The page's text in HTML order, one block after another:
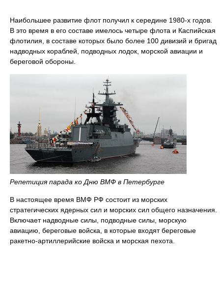
Наибольшее развитие флот получил к середине 1980-х годов.
В это время в его составе имелось четыре флота и Каспийская
флотилия, в составе которых было более 100 дивизий и бригад
надводных кораблей, подводных лодок, морской авиации и
береговой обороны.
Репетиция парада ко Дню ВМФ в Петербурге
В настоящее время ВМФ РФ состоит из морских
стратегических ядерных сил и морских сил общего назначения.
Включает надводные силы, подводные силы, морскую
авиацию, береговые войска, в которые входят береговые
ракетно-артиллерийские войска и морская пехота.